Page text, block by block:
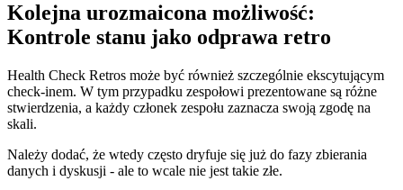
Kolejna urozmaicona możliwość:
Kontrole stanu jako odprawa retro
Health Check Retros może być również szczególnie ekscytującym
check-inem. W tym przypadku zespołowi prezentowane są różne
stwierdzenia, a każdy członek zespołu zaznacza swoją zgodę na
skali.
Należy dodać, że wtedy często dryfuje się już do fazy zbierania
danych i dyskusji - ale to wcale nie jest takie złe.